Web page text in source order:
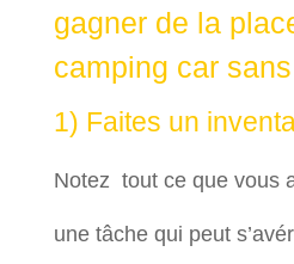
gagner de la
camping car
1) Faites un
Notez tout ce que vous
une tâche qui peut